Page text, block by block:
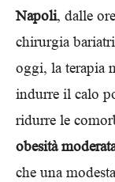
Napoli, dalle
chirurgia
oggi, la terapia
indurre il calo
ridurre le
obesità
che una